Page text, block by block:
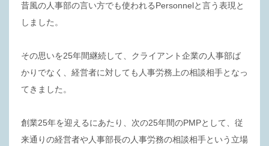
昔風の人事部の言い方でも使われるPersonnelと言う表現と
しました。
その思いを25年間継続して、クライアント企業の人事部ば
かりでなく、経営者に対しても人事労務上の相談相手となっ
てきました。
創業25年を迎えるにあたり、次の25年間のPMPとして、従
来通りの経営者や人事部長の人事労務の相談相手という立場